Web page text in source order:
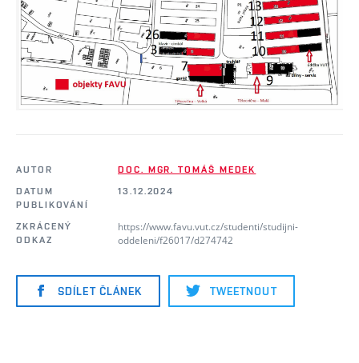
AUTOR
DOC. MGR. TOMÁŠ MEDEK
DATUM
PUBLIKOVÁNÍ
13.12.2024
ZKRÁCENÝ
ODKAZ
https://www.favu.vut.cz/studenti/studijni-
oddeleni/f26017/d274742
SDÍLET ČLÁNEK TWEETNOUT